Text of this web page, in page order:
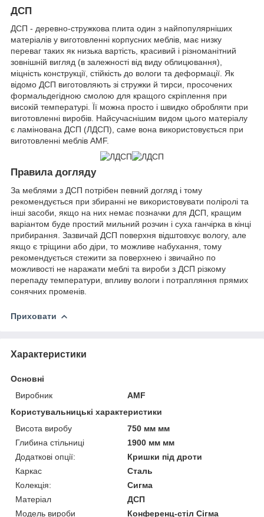
ДСП
ДСП - деревно-стружкова плита один з найпопулярніших
матеріалів у виготовленні корпусних меблів, має низку
переваг таких як низька вартість, красивий і різноманітний
зовнішній вигляд (в залежності від виду облицювання),
міцність конструкції, стійкість до вологи та деформації. Як
відомо ДСП виготовляють зі стружки й тирси, просочених
формальдегідною смолою для кращого скріплення при
високій температурі. Її можна просто і швидко обробляти при
виготовленні виробів. Найсучаснішим видом цього матеріалу
є ламінована ДСП (ЛДСП), саме вона використовується при
виготовленні меблів AMF.
Правила догляду
За меблями з ДСП потрібен певний догляд і тому
рекомендується при збиранні не використовувати поліролі та
інші засоби, якщо на них немає позначки для ДСП, кращим
варіантом буде простий мильний розчин і суха ганчірка в кінці
прибирання. Зазвичай ДСП поверхня відштовхує вологу, але
якщо є тріщини або діри, то можливе набухання, тому
рекомендується стежити за поверхнею і звичайно по
можливості не наражати меблі та вироби з ДСП різкому
перепаду температури, впливу вологи і потрапляння прямих
сонячних променів.
Приховати
Характеристики
Основні
Виробник
AMF
Користувальницькі характеристики
Висота виробу
750 мм мм
Глибина стільниці
1900 мм мм
Додаткові опції:
Кришки під дроти
Каркас
Сталь
Колекція:
Сигма
Матеріал
ДСП
Модель вироби
Конференц-стіл Сігма